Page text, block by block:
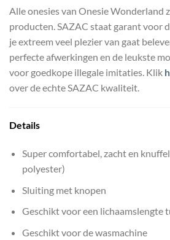
Alle onesies van Onesie Wonderland
producten. SAZAC staat garant voor
je extreem veel plezier van gaat
perfecte afwerkingen en de leukste
voor goedkope illegale imitaties. Klik
over de echte SAZAC kwaliteit.
Details
Super comfortabel, zacht en
polyester)
Sluiting met knopen
Geschikt voor een lichaamslengte
Geschikt voor de wasmachine